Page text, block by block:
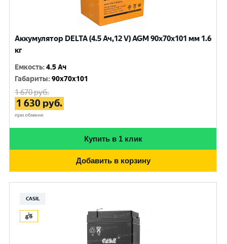
Аккумулятор DELTA (4.5 Ач,12 V) AGM 90x70x101 мм 1.6
кг
Емкость:4.5 Ач
Габариты:90x70x101
1 670руб.
1 630 руб.
при обмене
Купить в 1 клик
Добавить в корзину
CASIL